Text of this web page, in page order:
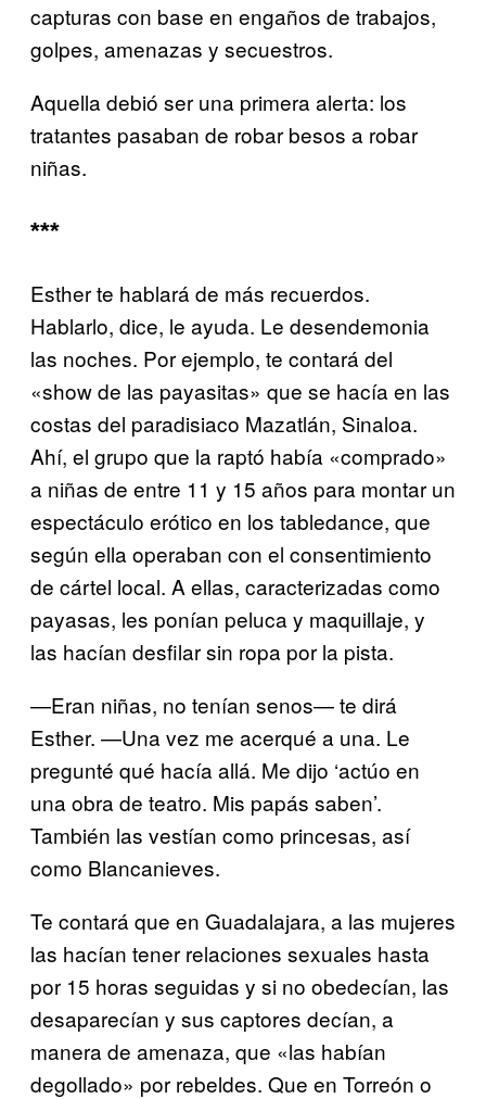
capturas con base en engaños de trabajos,
golpes, amenazas y secuestros.
Aquella debió ser una primera alerta: los
tratantes pasaban de robar besos a robar
niñas.
***
Esther te hablará de más recuerdos.
Hablarlo, dice, le ayuda. Le desendemonia
las noches. Por ejemplo, te contará del
«show de las payasitas» que se hacía en las
costas del paradisiaco Mazatlán, Sinaloa.
Ahí, el grupo que la raptó había «comprado»
a niñas de entre 11 y 15 años para montar un
espectáculo erótico en los tabledance, que
según ella operaban con el consentimiento
de cártel local. A ellas, caracterizadas como
payasas, les ponían peluca y maquillaje, y
las hacían desfilar sin ropa por la pista.
—Eran niñas, no tenían senos— te dirá
Esther. —Una vez me acerqué a una. Le
pregunté qué hacía allá. Me dijo ‘actúo en
una obra de teatro. Mis papás saben’.
También las vestían como princesas, así
como Blancanieves.
Te contará que en Guadalajara, a las mujeres
las hacían tener relaciones sexuales hasta
por 15 horas seguidas y si no obedecían, las
desaparecían y sus captores decían, a
manera de amenaza, que «las habían
degollado» por rebeldes. Que en Torreón o